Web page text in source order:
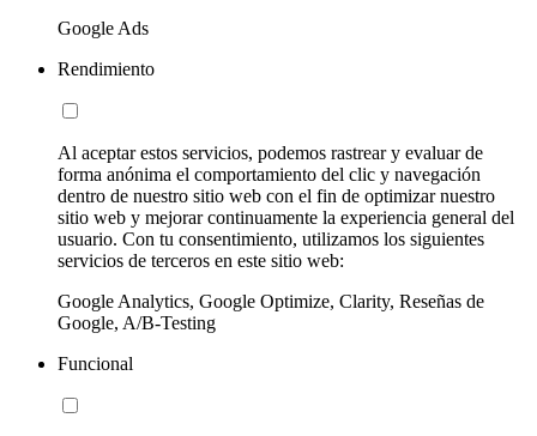
Google Ads
Rendimiento
Al aceptar estos servicios, podemos rastrear y evaluar de
forma anónima el comportamiento del clic y navegación
dentro de nuestro sitio web con el fin de optimizar nuestro
sitio web y mejorar continuamente la experiencia general del
usuario. Con tu consentimiento, utilizamos los siguientes
servicios de terceros en este sitio web:
Google Analytics, Google Optimize, Clarity, Reseñas de
Google, A/B-Testing
Funcional